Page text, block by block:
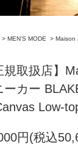
> MEN'S MODE > Maison
規取扱店】
ーカー
Low-
円(税込